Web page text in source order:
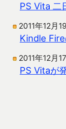
PS Vita 二
2011年12月
Kindle Fire
2011年12月
PS Vitaが